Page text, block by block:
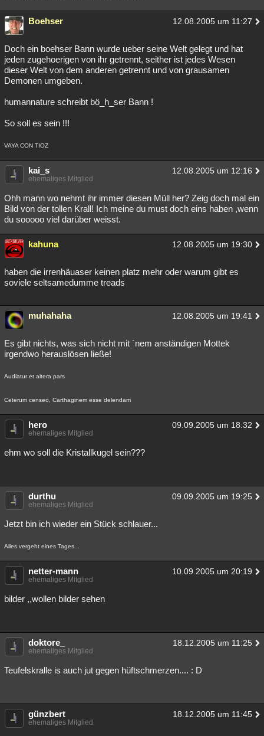
Boehser 12.08.2005 um 11:27
Doch ein boehser Bann wurde ueber seine Welt gelegt und hat
jeden zugehoerigen von ihr getrennt, seither ist jedes Wesen
dieser Welt von dem anderen getrennt und von grausamen
Demonen umgeben.
humannature schreibt bö_h_ser Bann !
So soll es sein !!!
VAYA CON TIOZ
kai_s 12.08.2005 um 12:16
ehemaliges Mitglied
Ohh mann wo nehmt ihr immer diesen Müll her? Zeig doch mal ein
Bild von der tollen Krall! Ich meine du must doch eins haben ,wenn
du sooooo viel darüber weisst.
kahuna 12.08.2005 um 19:30
haben die irrenhäuaser keinen platz mehr oder warum gibt es
soviele seltsamedumme treads
muhahaha 12.08.2005 um 19:41
Es gibt nichts, was sich nicht mit ´nem anständigen Mottek
irgendwo herauslösen ließe!
Audiatur et altera pars
Ceterum censeo, Carthaginem esse delendam
hero 09.09.2005 um 18:32
ehemaliges Mitglied
ehm wo soll die Kristallkugel sein???
durthu 09.09.2005 um 19:25
ehemaliges Mitglied
Jetzt bin ich wieder ein Stück schlauer...
Alles vergeht eines Tages...
netter-mann 10.09.2005 um 20:19
ehemaliges Mitglied
bilder ,,wollen bilder sehen
doktore_ 18.12.2005 um 11:25
ehemaliges Mitglied
Teufelskralle is auch jut gegen hüftschmerzen.... : D
günzbert 18.12.2005 um 11:45
ehemaliges Mitglied